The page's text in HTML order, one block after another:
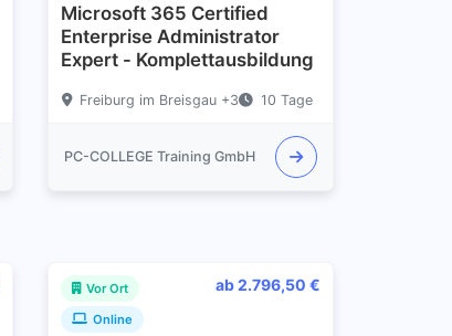
Microsoft 365 Certified
Enterprise Administrator
Expert - Komplettausbildung
Freiburg im Breisgau +3 10 Tage
PC-COLLEGE Training GmbH
Vor Ort
Online
ab 2.796,50 €